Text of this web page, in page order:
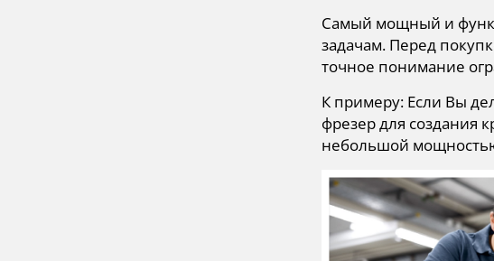
Самый мощный и
задачам. Перед
точное понимание
К примеру: Если Вы
фрезер для создания
небольшой